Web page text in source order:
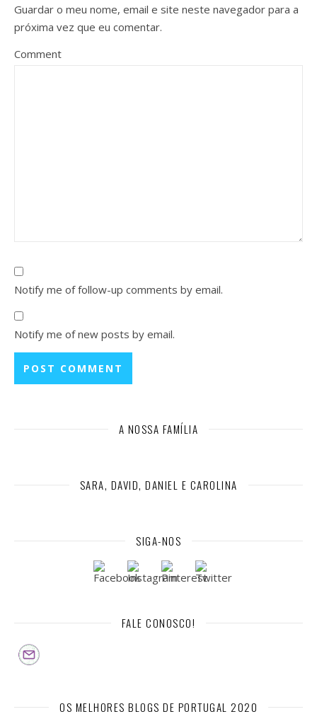
Guardar o meu nome, email e site neste navegador para a
próxima vez que eu comentar.
Comment
Notify me of follow-up comments by email.
Notify me of new posts by email.
A NOSSA FAMÍLIA
SARA, DAVID, DANIEL E CAROLINA
SIGA-NOS
FALE CONOSCO!
OS MELHORES BLOGS DE PORTUGAL 2020